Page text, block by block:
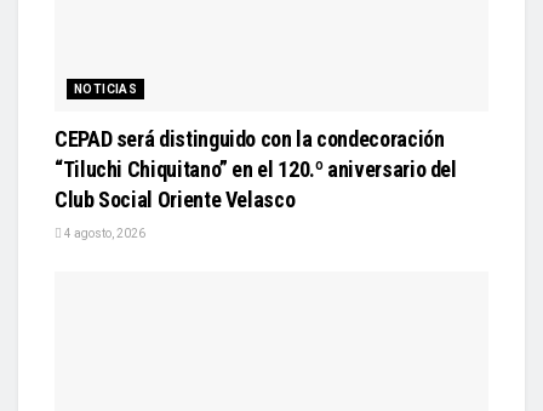
NOTICIAS
CEPAD será distinguido con la condecoración
“Tiluchi Chiquitano” en el 120.º aniversario del
Club Social Oriente Velasco
4 agosto, 2026